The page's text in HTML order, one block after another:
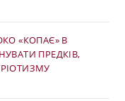
«КОПАЄ» В
ПРЕДКІВ,